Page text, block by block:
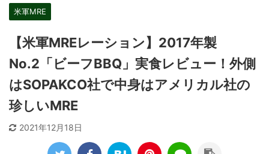
米軍MRE
【米軍MREレーション】2017年製
No.2「ビーフBBQ」実食レビュー！外側
はSOPAKCO社で中身はアメリカル社の
珍しいMRE
2021年12月18日